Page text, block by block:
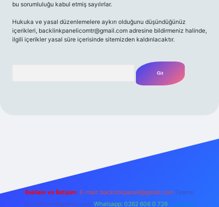
bu sorumluluğu kabul etmiş sayılırlar.
Hukuka ve yasal düzenlemelere aykırı olduğunu düşündüğünüz
içerikleri, backlinkpanelicomtr@gmail.com adresine bildirmeniz halinde,
ilgili içerikler yasal süre içerisinde sitemizden kaldırılacaktır.
Reklam ve İletişim: E-mail: backlinkpaneli@gmail.com Teams:
forumhizmeti@gmail.com Whatsapp: 0262 606 0 726 Telegram: